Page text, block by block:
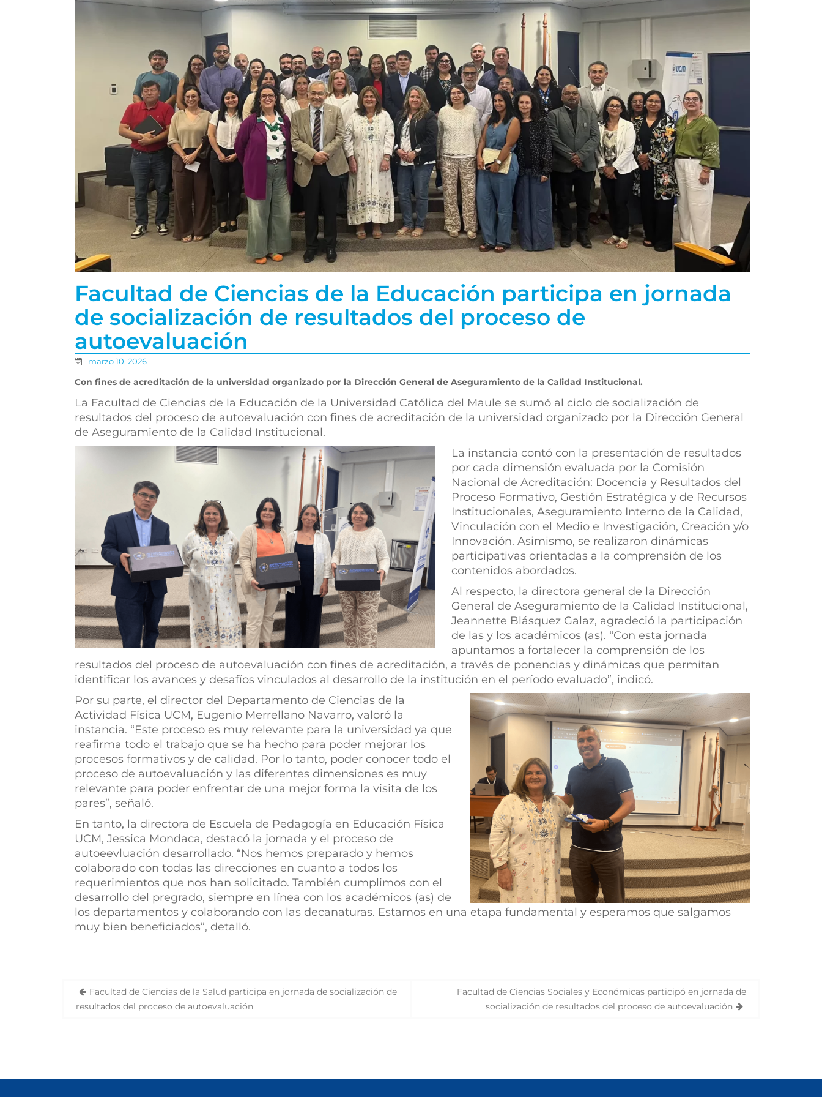
Facultad de Ciencias de la Educación participa en jornada
de socialización de resultados del proceso de
autoevaluación
marzo 10, 2026
Con fines de acreditación de la universidad organizado por la Dirección General de Aseguramiento de la Calidad Institucional.
La Facultad de Ciencias de la Educación de la Universidad Católica del Maule se sumó al ciclo de socialización de
resultados del proceso de autoevaluación con fines de acreditación de la universidad organizado por la Dirección General
de Aseguramiento de la Calidad Institucional.
La instancia contó con la presentación de resultados
por cada dimensión evaluada por la Comisión
Nacional de Acreditación: Docencia y Resultados del
Proceso Formativo, Gestión Estratégica y de Recursos
Institucionales, Aseguramiento Interno de la Calidad,
Vinculación con el Medio e Investigación, Creación y/o
Innovación. Asimismo, se realizaron dinámicas
participativas orientadas a la comprensión de los
contenidos abordados.
Al respecto, la directora general de la Dirección
General de Aseguramiento de la Calidad Institucional,
Jeannette Blásquez Galaz, agradeció la participación
de las y los académicos (as). “Con esta jornada
apuntamos a fortalecer la comprensión de los
resultados del proceso de autoevaluación con fines de acreditación, a través de ponencias y dinámicas que permitan
identificar los avances y desafíos vinculados al desarrollo de la institución en el período evaluado”, indicó.
Por su parte, el director del Departamento de Ciencias de la
Actividad Física UCM, Eugenio Merrellano Navarro, valoró la
instancia. “Este proceso es muy relevante para la universidad ya que
reafirma todo el trabajo que se ha hecho para poder mejorar los
procesos formativos y de calidad. Por lo tanto, poder conocer todo el
proceso de autoevaluación y las diferentes dimensiones es muy
relevante para poder enfrentar de una mejor forma la visita de los
pares”, señaló.
En tanto, la directora de Escuela de Pedagogía en Educación Física
UCM, Jessica Mondaca, destacó la jornada y el proceso de
autoeevluación desarrollado. “Nos hemos preparado y hemos
colaborado con todas las direcciones en cuanto a todos los
requerimientos que nos han solicitado. También cumplimos con el
desarrollo del pregrado, siempre en línea con los académicos (as) de
los departamentos y colaborando con las decanaturas. Estamos en una etapa fundamental y esperamos que salgamos
muy bien beneficiados”, detalló.
g
Facultad de Ciencias de la Salud participa en jornada de socialización de
resultados del proceso de autoevaluación
Facultad de Ciencias Sociales y Económicas participó en jornada de
socialización de resultados del proceso de autoevaluación